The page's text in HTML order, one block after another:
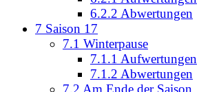
6.2.2 Abwertungen
7 Saison 17
7.1 Winterpause
7.1.1 Aufwertungen
7.1.2 Abwertungen